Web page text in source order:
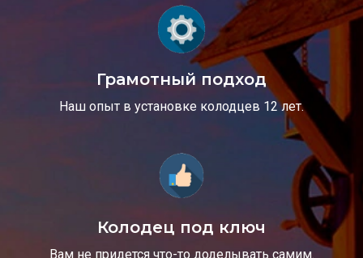
Грамотный подход
Наш опыт в установке колодцев 12 лет.
Колодец под ключ
Вам не придется что-то доделывать самим.